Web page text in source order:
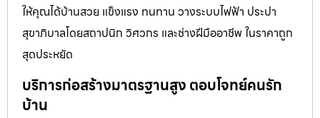
ให้คุณได้บ้านสวย แข็งแรง ทนทาน วางระบบไฟฟ้า ประปา
สุขาภิบาลโดยสถาปนิก วิศวกร และช่างฝีมืออาชีพ ในราคาถูก
สุดประหยัด
บริการก่อสร้างมาตรฐานสูง ตอบโจทย์คนรัก
บ้าน